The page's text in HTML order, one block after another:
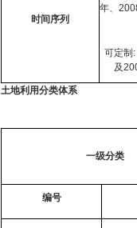
时间序列
年、
可定
及
土地利用分类体系
一级分类
编号